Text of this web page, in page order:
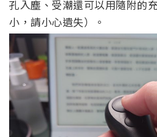
孔入塵、受潮還可以用隨附的
小，請小心遺失）。